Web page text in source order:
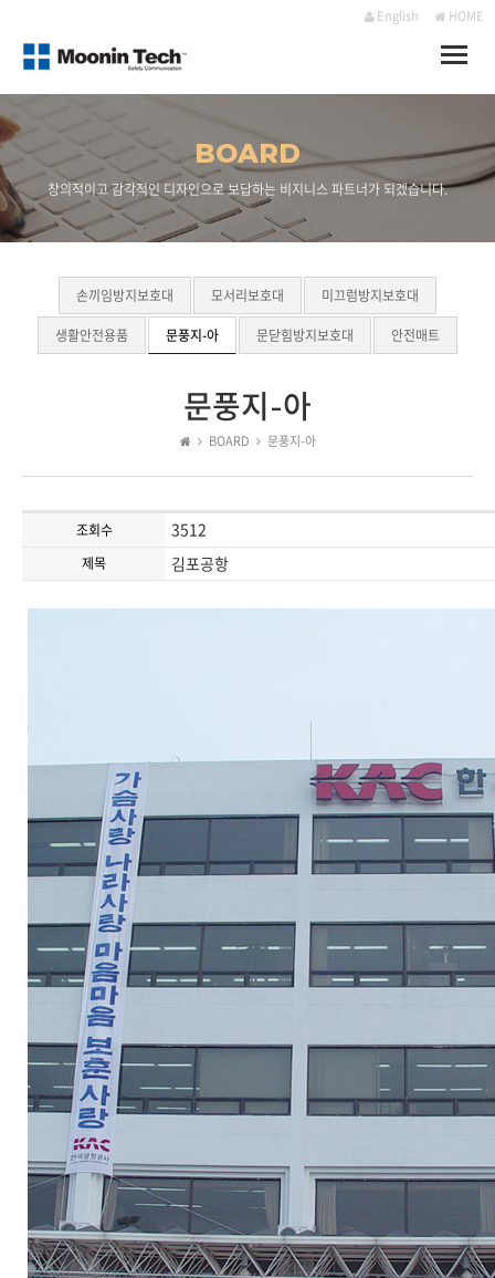
English HOME
Toggle
BOARD
창의적이고 감각적인 디자인으로 보답하는 비지니스 파트너가 되겠습니다.
손끼임방지보호대 모서리보호대
미끄럼방지보호대
생활안전용품
문풍지-아 문닫힘방지보호대 안전매트
문풍지-아
BOARD 문풍지-아
조회수 3512
제목 김포공항